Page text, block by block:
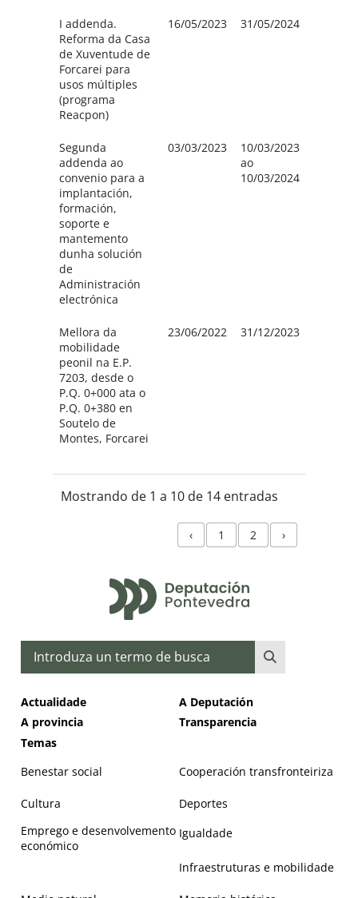
I addenda.
Reforma da Casa
de Xuventude de
Forcarei para
usos múltiples
(programa
Reacpon)
16/05/2023 31/05/2024
Segunda
addenda ao
convenio para a
implantación,
formación,
soporte e
mantemento
dunha solución
de
Administración
electrónica
03/03/2023
10/03/2023
ao
10/03/2024
Mellora da
mobilidade
peonil na E.P.
7203, desde o
P.Q. 0+000 ata o
P.Q. 0+380 en
Soutelo de
Montes, Forcarei
23/06/2022 31/12/2023
Mostrando de 1 a 10 de 14 entradas
‹ 1 2 ›
Buscar
Actualidade
A Deputación
A provincia
Transparencia
Temas
Benestar social
Cooperación transfronteiriza
Cultura
Deportes
Emprego e desenvolvemento
económico
Igualdade
Infraestruturas e mobilidade